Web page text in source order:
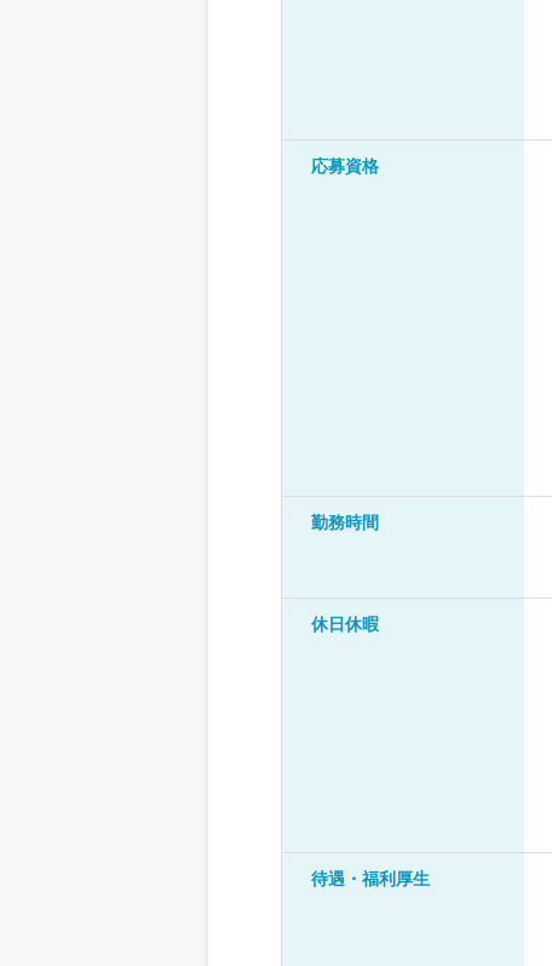
応募資格
勤務時間
休日休暇
待遇・福利厚生